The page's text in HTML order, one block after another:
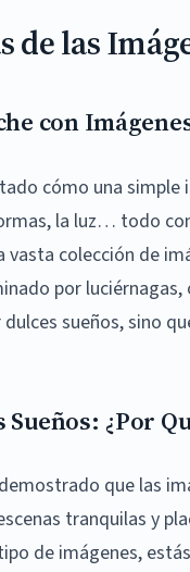
de las
con
cómo una
la luz… todo
vasta colección de
por
sueños, sino
Sueños: ¿Por
que las
tranquilas y
de imágenes,